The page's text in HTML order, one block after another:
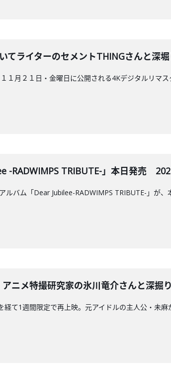
てライターのセメントTHINGさんと深
１月２１日・金曜日に公開される4Kデジタルリマ
-RADWIMPS TRIBUTE-」本日発売
バム「Dear Jubilee-RADWIMPS TRIBUTE-」が、
アニメ特撮研究家の氷川竜介さんと深
て1週間限定で再上映。元アイドルの主人公・未